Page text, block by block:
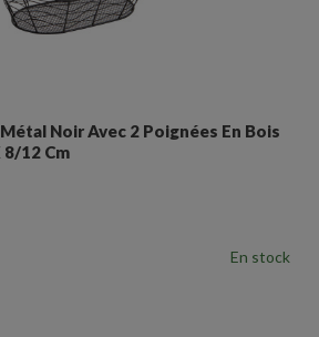
Noir Avec 2 Poignées En Bois
8/12 Cm
En stock